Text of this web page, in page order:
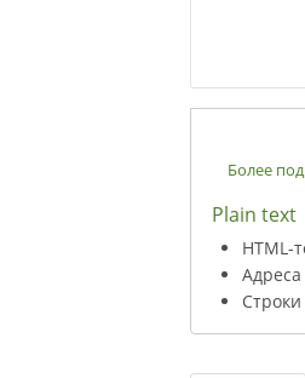
Более
Plain text
HTML-